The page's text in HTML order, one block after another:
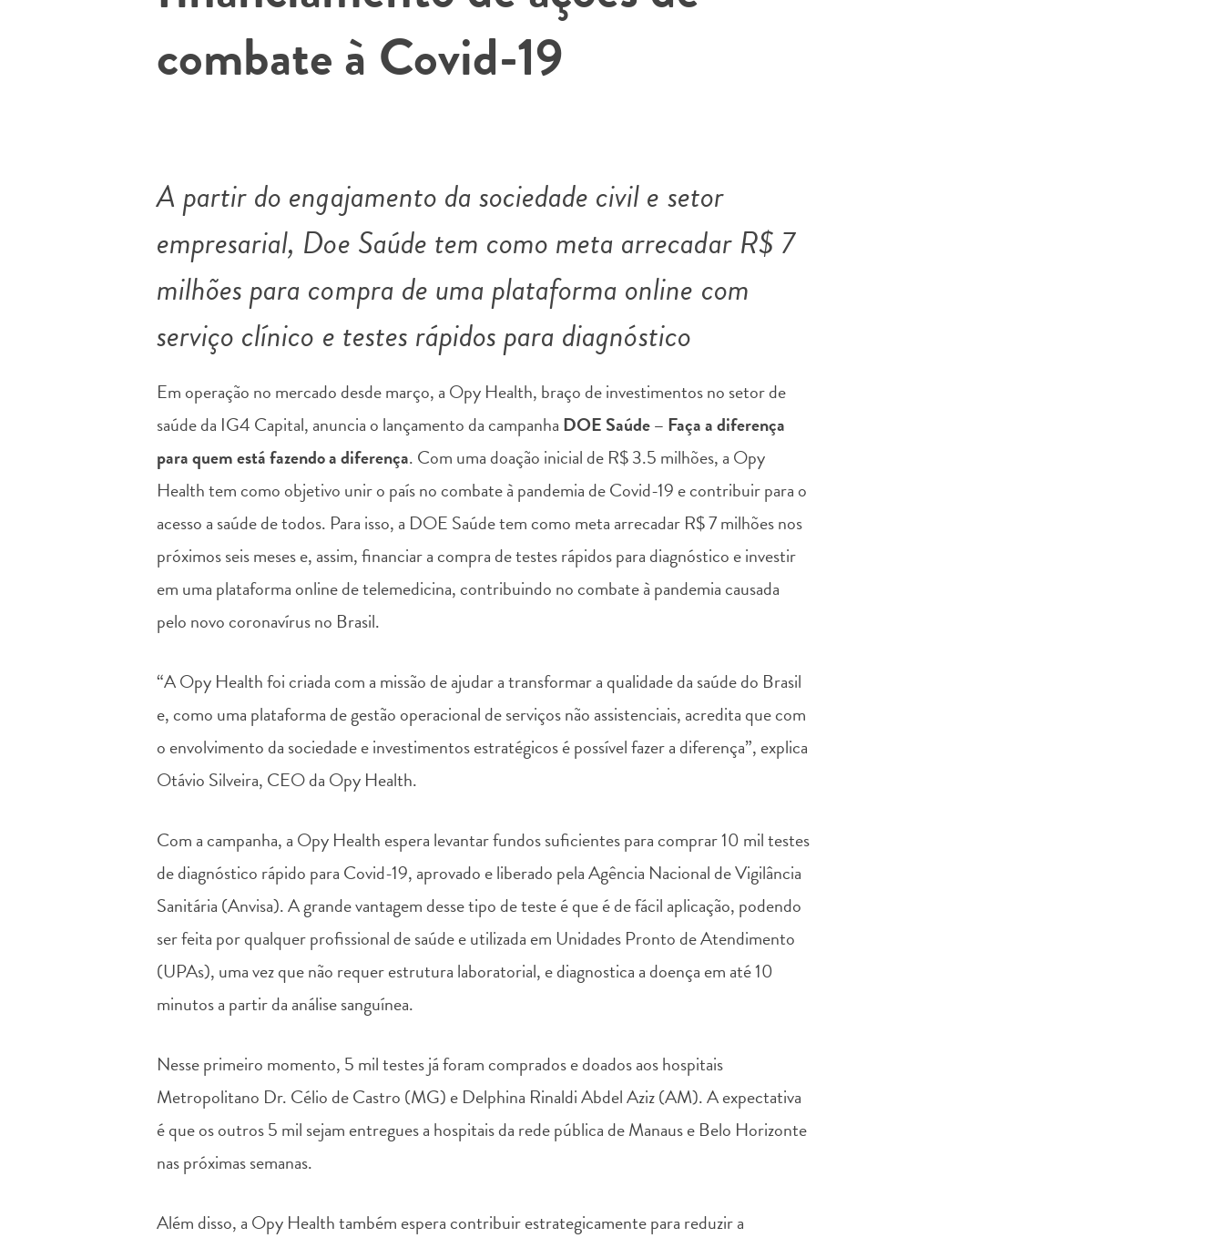
combate à Covid-19
A partir do engajamento da sociedade civil e setor
empresarial, Doe Saúde tem como meta arrecadar R$ 7
milhões para compra de uma plataforma online com
serviço clínico e testes rápidos para diagnóstico
Em operação no mercado desde março, a Opy Health, braço de investimentos no setor de
saúde da IG4 Capital, anuncia o lançamento da campanha DOE Saúde – Faça a diferença
para quem está fazendo a diferença. Com uma doação inicial de R$ 3.5 milhões, a Opy
Health tem como objetivo unir o país no combate à pandemia de Covid-19 e contribuir para o
acesso a saúde de todos. Para isso, a DOE Saúde tem como meta arrecadar R$ 7 milhões nos
próximos seis meses e, assim, financiar a compra de testes rápidos para diagnóstico e investir
em uma plataforma online de telemedicina, contribuindo no combate à pandemia causada
pelo novo coronavírus no Brasil.
“A Opy Health foi criada com a missão de ajudar a transformar a qualidade da saúde do Brasil
e, como uma plataforma de gestão operacional de serviços não assistenciais, acredita que com
o envolvimento da sociedade e investimentos estratégicos é possível fazer a diferença”, explica
Otávio Silveira, CEO da Opy Health.
Com a campanha, a Opy Health espera levantar fundos suficientes para comprar 10 mil testes
de diagnóstico rápido para Covid-19, aprovado e liberado pela Agência Nacional de Vigilância
Sanitária (Anvisa). A grande vantagem desse tipo de teste é que é de fácil aplicação, podendo
ser feita por qualquer profissional de saúde e utilizada em Unidades Pronto de Atendimento
(UPAs), uma vez que não requer estrutura laboratorial, e diagnostica a doença em até 10
minutos a partir da análise sanguínea.
Nesse primeiro momento, 5 mil testes já foram comprados e doados aos hospitais
Metropolitano Dr. Célio de Castro (MG) e Delphina Rinaldi Abdel Aziz (AM). A expectativa
é que os outros 5 mil sejam entregues a hospitais da rede pública de Manaus e Belo Horizonte
nas próximas semanas.
Além disso, a Opy Health também espera contribuir estrategicamente para reduzir a